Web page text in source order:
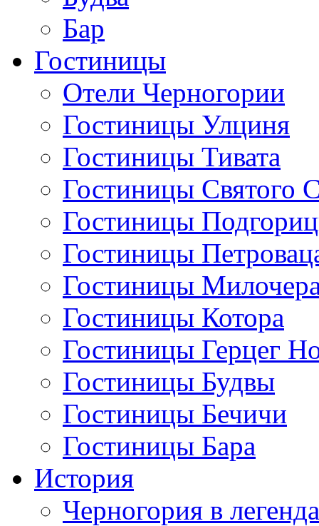
Бар
Гостиницы
Отели Черногории
Гостиницы Улциня
Гостиницы Тивата
Гостиницы Святого
Гостиницы
Гостиницы
Гостиницы
Гостиницы Котора
Гостиницы Герцег
Гостиницы Будвы
Гостиницы Бечичи
Гостиницы Бара
История
Черногория в